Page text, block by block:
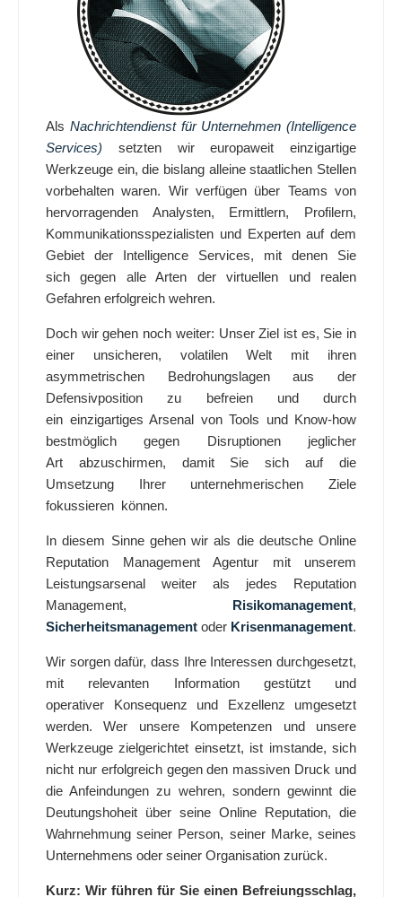
Als Nachrichtendienst für Unternehmen (Intelligence
Services) setzten wir europaweit einzigartige
Werkzeuge ein, die bislang alleine staatlichen Stellen
vorbehalten waren. Wir verfügen über Teams von
hervorragenden Analysten, Ermittlern, Profilern,
Kommunikationsspezialisten und Experten auf dem
Gebiet der Intelligence Services, mit denen Sie
sich gegen alle Arten der virtuellen und realen
Gefahren erfolgreich wehren.
Doch wir gehen noch weiter: Unser Ziel ist es, Sie in
einer unsicheren, volatilen Welt mit ihren
asymmetrischen Bedrohungslagen aus der
Defensivposition zu befreien und durch
ein einzigartiges Arsenal von Tools und Know-how
bestmöglich gegen Disruptionen jeglicher
Art abzuschirmen, damit Sie sich auf die
Umsetzung Ihrer unternehmerischen Ziele
fokussieren können.
In diesem Sinne gehen wir als die deutsche Online
Reputation Management Agentur mit unserem
Leistungsarsenal weiter als jedes Reputation
Management, Risikomanagement,
Sicherheitsmanagement oder Krisenmanagement.
Wir sorgen dafür, dass Ihre Interessen durchgesetzt,
mit relevanten Information gestützt und
operativer Konsequenz und Exzellenz umgesetzt
werden. Wer unsere Kompetenzen und unsere
Werkzeuge zielgerichtet einsetzt, ist imstande, sich
nicht nur erfolgreich gegen den massiven Druck und
die Anfeindungen zu wehren, sondern gewinnt die
Deutungshoheit über seine Online Reputation, die
Wahrnehmung seiner Person, seiner Marke, seines
Unternehmens oder seiner Organisation zurück.
Kurz: Wir führen für Sie einen Befreiungsschlag,